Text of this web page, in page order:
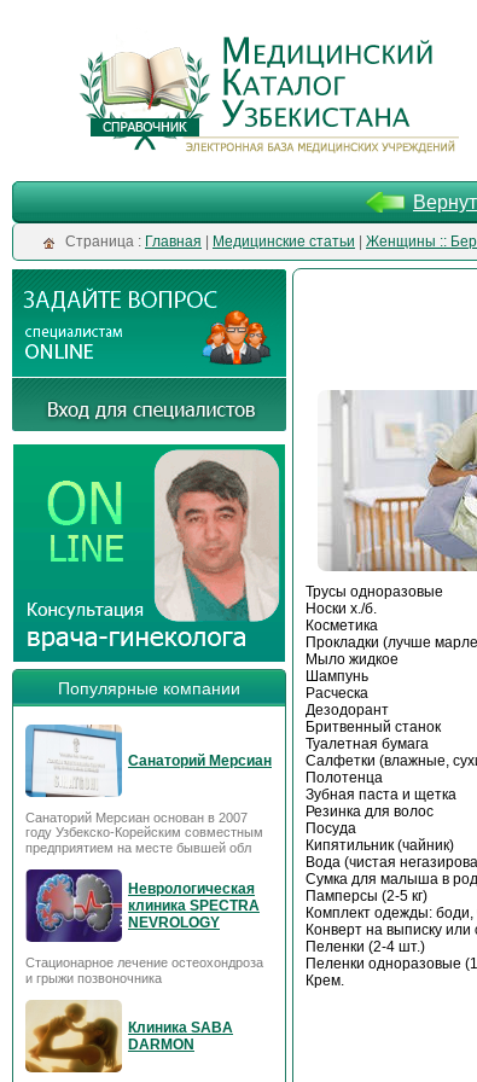
Cтраница : Главная Медицинские статьи Женщины ::
Популярные компании
Санаторий Мерсиан
Санаторий Мерсиан основан в 2007
году Узбекско-Корейским совместным
предприятием на месте бывшей обл
Неврологическая
клиника SPECTRA
NEVROLOGY
Стационарное лечение остеохондроза
и грыжи позвоночника
Клиника SABA
DARMON
Трусы одноразовые
Носки х./б.
Косметика
Прокладки (лучше
Мыло жидкое
Шампунь
Расческа
Дезодорант
Бритвенный станок
Туалетная бумага
Салфетки (влажные,
Полотенца
Зубная паста и щетка
Резинка для волос
Посуда
Кипятильник (чайник)
Вода (чистая
Сумка для малыша в
Памперсы (2-5 кг)
Комплект одежды: боди,
Конверт на выписку или
Пеленки (2-4 шт.)
Пеленки одноразовые
Крем.